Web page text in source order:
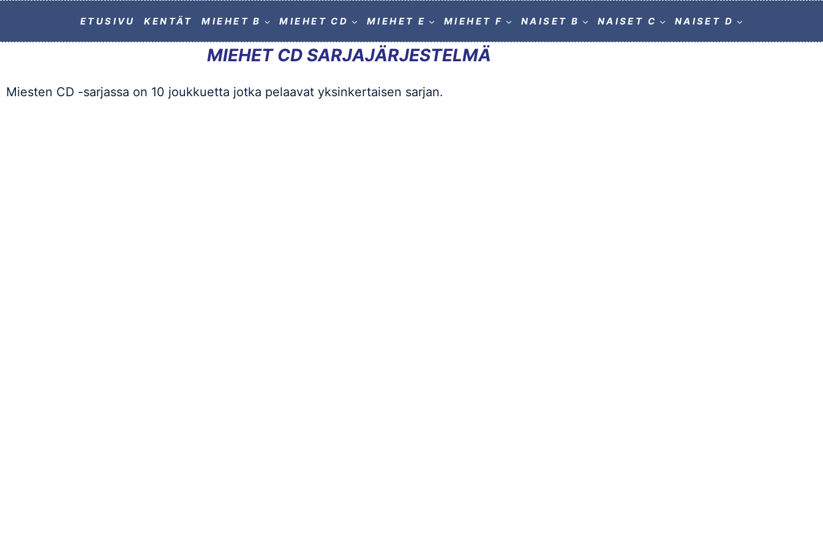
ETUSIVU KENTÄT MIEHET B MIEHET CD MIEHET E MIEHET F NAISET B NAISET C NAISET D
MIEHET CD SARJAJÄRJESTELMÄ
Miesten CD -sarjassa on 10 joukkuetta jotka pelaavat yksinkertaisen sarjan.